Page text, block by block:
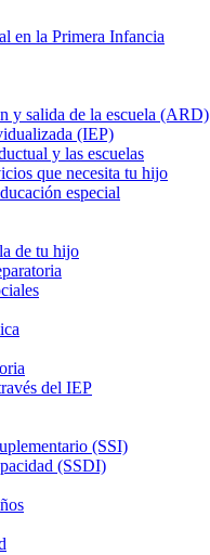
en la Primera Infancia
y salida de la escuela (ARD)
(IEP)
y las escuelas
que necesita tu hijo
especial
de tu hijo
del IEP
(SSI)
(SSDI)